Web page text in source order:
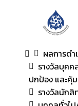
ผลการดำ
รางวัลบุคค
ปกป้อง และคุ้
รางวัลนัก